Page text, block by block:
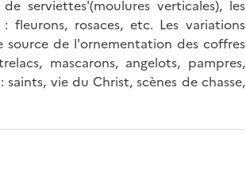
serviettes'(moulures verticales), les
rosaces, etc. Les variations
source de l'ornementation des coffres
mascarons, angelots, pampres,
vie du Christ, scènes de chasse,